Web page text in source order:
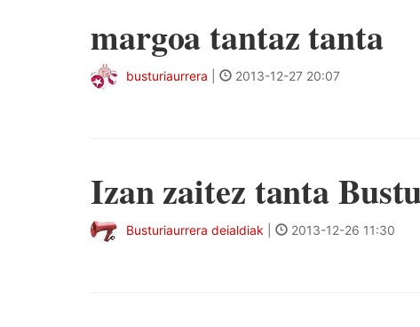
margoa tantaz tanta
busturiaurrera 2013-12-27 20:07
Izan zaitez tanta
Busturiaurrera deialdiak 2013-12-26 11:30